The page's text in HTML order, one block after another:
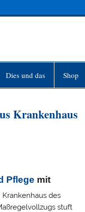
Dies und das Shop
Krankenhaus
Pflege mit
des
stuft